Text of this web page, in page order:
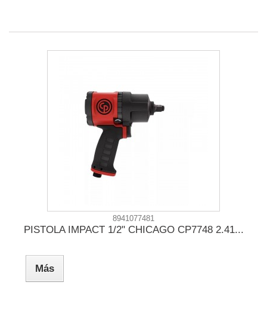
8941077481
PISTOLA IMPACT 1/2" CHICAGO CP7748 2.41...
Más